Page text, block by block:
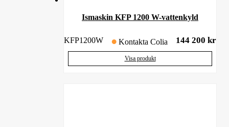
Ismaskin KFP 1200 W-vattenkyld
KFP1200W Kontakta Colia 144 200 kr
Visa produkt